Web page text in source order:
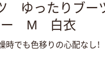
ゆったりブー
ー M 白衣
時でも色移りの心配なし！